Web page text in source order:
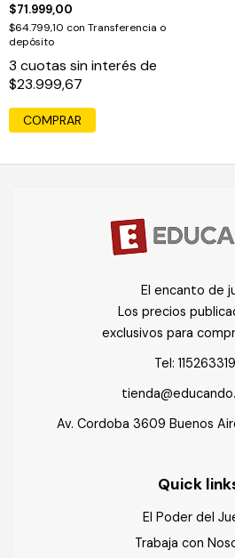
$71.999,00
$64.799,10 con Transferencia o
depósito
3 cuotas sin interés de
$23.999,67
COMPRAR
El encanto de
Los precios
exclusivos para
Tel:
Av. Cordoba 3609 Buenos
Quick
El Poder del
Trabaja con